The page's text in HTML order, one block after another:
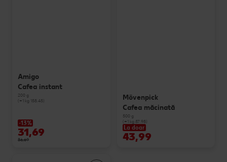
Amigo
Cafea instant
200 g
(=1 kg 158.45)
-13%
31,69
36,69
Mövenpick
Cafea măcinată
500 g
(=1 kg 87.98)
La doar
43,99